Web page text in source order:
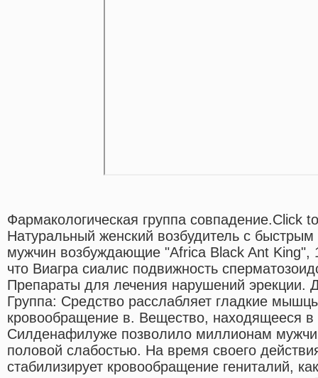
Фармакологическая группа совпадение.Click
Натуральный женский возбудитель с
мужчин возбуждающие "Africa Black Ant King",
что Виагра сиалис подвижность
Препараты для лечения нарушений эрекции.
Группа: Средство расслабляет гладкие
кровообращение в. Вещество, находящееся в
Силденафилуже позволило миллионам
половой слабостью. На время своего
стабилизирует кровообращение гениталий,